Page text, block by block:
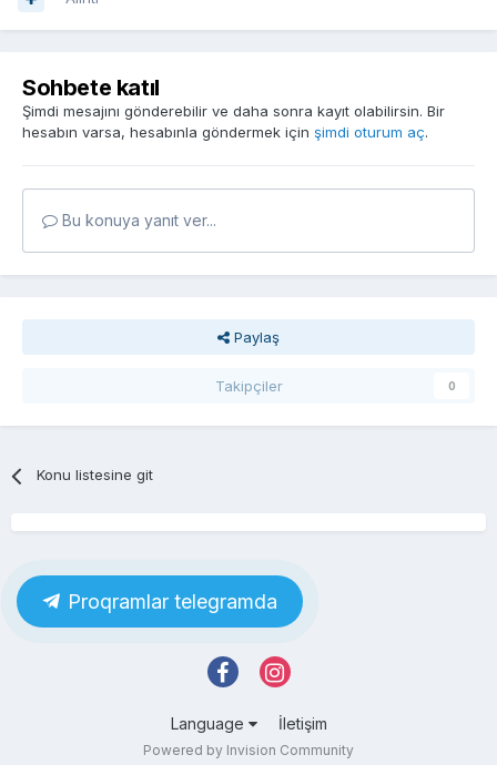
Sohbete katıl
Şimdi mesajını gönderebilir ve daha sonra kayıt olabilirsin. Bir
hesabın varsa, hesabınla göndermek için şimdi oturum aç.
Bu konuya yanıt ver...
Paylaş
Takipçiler 0
Konu listesine git
Proqramlar telegramda
Language İletişim
Powered by Invision Community